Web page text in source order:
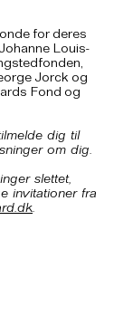
for deres
Louis-
Jorck og
Fond og
dig til
om dig.
slettet,
invitationer fra
.